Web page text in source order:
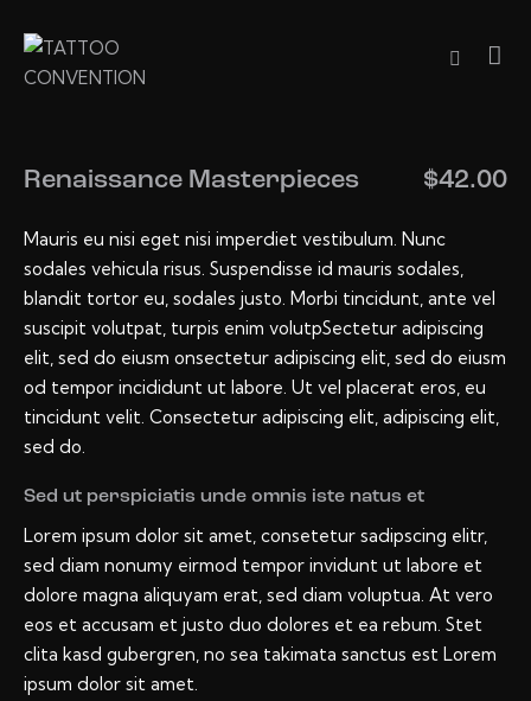
Renaissance Masterpieces $42.00
Mauris eu nisi eget nisi imperdiet vestibulum. Nunc
sodales vehicula risus. Suspendisse id mauris sodales,
blandit tortor eu, sodales justo. Morbi tincidunt, ante vel
suscipit volutpat, turpis enim volutpSectetur adipiscing
elit, sed do eiusm onsectetur adipiscing elit, sed do eiusm
od tempor incididunt ut labore. Ut vel placerat eros, eu
tincidunt velit. Consectetur adipiscing elit, adipiscing elit,
sed do.
Sed ut perspiciatis unde omnis iste natus et
Lorem ipsum dolor sit amet, consetetur sadipscing elitr,
sed diam nonumy eirmod tempor invidunt ut labore et
dolore magna aliquyam erat, sed diam voluptua. At vero
eos et accusam et justo duo dolores et ea rebum. Stet
clita kasd gubergren, no sea takimata sanctus est Lorem
ipsum dolor sit amet.